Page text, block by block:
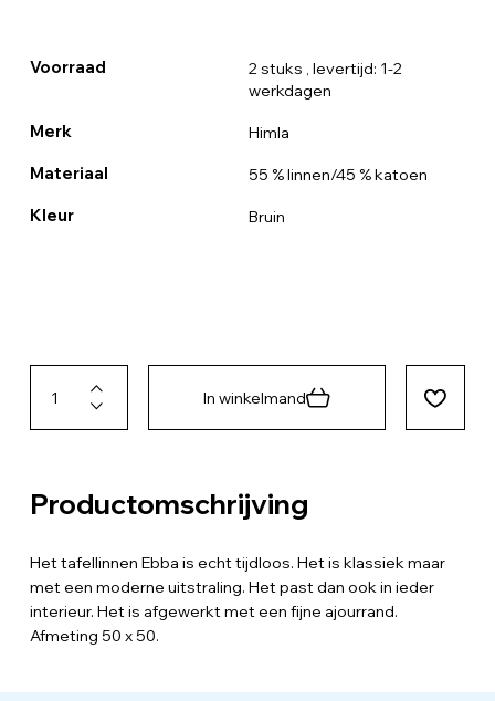
Voorraad 2 stuks , levertijd: 1-2
werkdagen
Merk Himla
Materiaal 55 % linnen/45 % katoen
Kleur Bruin
In winkelmand
Productomschrijving
Het tafellinnen Ebba is echt tijdloos. Het is klassiek maar
met een moderne uitstraling. Het past dan ook in ieder
interieur. Het is afgewerkt met een fijne ajourrand.
Afmeting 50 x 50.